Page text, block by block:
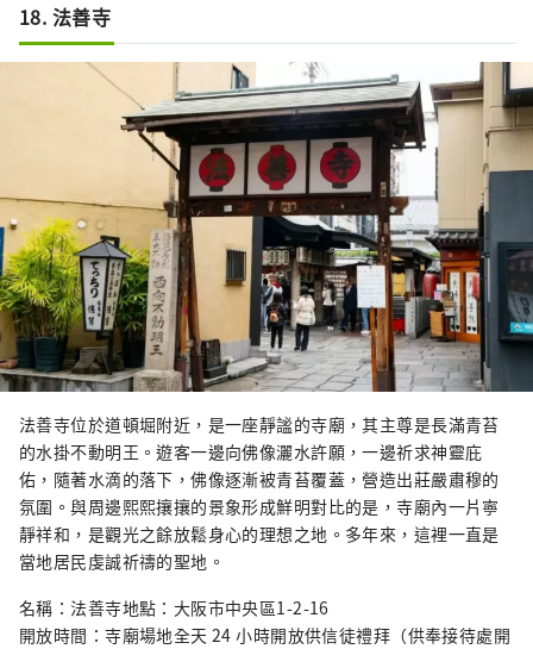
18. 法善寺
法善寺位於道頓堀附近，是一座靜謐的寺廟，其主尊是長滿青苔
的水掛不動明王。遊客一邊向佛像灑水許願，一邊祈求神靈庇
佑，隨著水滴的落下，佛像逐漸被青苔覆蓋，營造出莊嚴肅穆的
氛圍。與周邊熙熙攘攘的景象形成鮮明對比的是，寺廟內一片寧
靜祥和，是觀光之餘放鬆身心的理想之地。多年來，這裡一直是
當地居民虔誠祈禱的聖地。
名稱：法善寺地點：大阪市中央區1-2-16
開放時間：寺廟場地全天 24 小時開放供信徒禮拜（供奉接待處開